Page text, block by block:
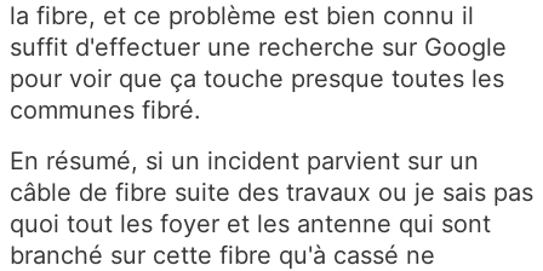
la fibre, et ce problème est bien connu il
suffit d'effectuer une recherche sur Google
pour voir que ça touche presque toutes les
communes fibré.
En résumé, si un incident parvient sur un
câble de fibre suite des travaux ou je sais pas
quoi tout les foyer et les antenne qui sont
branché sur cette fibre qu'à cassé ne